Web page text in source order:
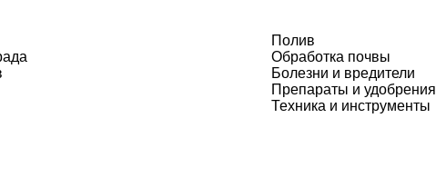
Полив
Обработка почвы
Болезни и вредители
Препараты и удобрения
Техника и инструменты